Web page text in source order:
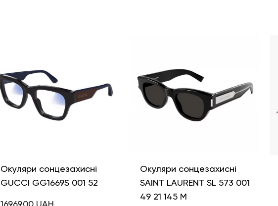
Окуляри сонцезахисні
GUCCI GG1669S 001 52
16969,00 UAH
Окуляри сонцезахисні
SAINT LAURENT SL 573 001
49 21 145 M